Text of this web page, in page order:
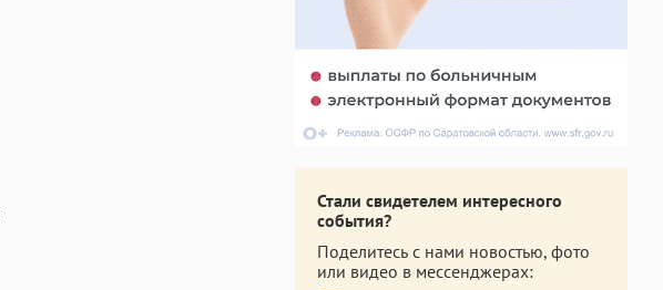
Стали свидетелем интересного
события?
Поделитесь с нами новостью, фото
или видео в мессенджерах: